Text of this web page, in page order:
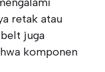
retak atau
juga
komponen